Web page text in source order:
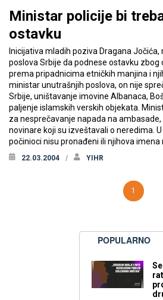
Ministar policije bi
ostavku
Inicijativa mladih poziva Dragana
poslova Srbije da podnese ostavku zbog
prema pripadnicima etničkih manjina i
ministar unutrašnjih poslova, on nije
Srbije, uništavanje imovine Albanaca,
paljenje islamskih verskih objekata.
za nesprečavanje napada na
novinare koji su izveštavali o neredima.
počinioci nisu pronađeni ili njihova
22.03.2004 YIHR
1
POPULARNO